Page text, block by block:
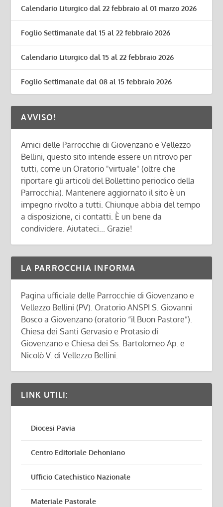
Calendario Liturgico dal 22 febbraio al 01 marzo 2026
Foglio Settimanale dal 15 al 22 febbraio 2026
Calendario Liturgico dal 15 al 22 febbraio 2026
Foglio Settimanale dal 08 al 15 febbraio 2026
AVVISO!
Amici delle Parrocchie di Giovenzano e Vellezzo
Bellini, questo sito intende essere un ritrovo per
tutti, come un Oratorio "virtuale" (oltre che
riportare gli articoli del Bollettino periodico della
Parrocchia). Mantenere aggiornato il sito è un
impegno rivolto a tutti. Chiunque abbia del tempo
a disposizione, ci contatti. È un bene da
condividere. Aiutateci... Grazie!
LA PARROCCHIA INFORMA
Pagina ufficiale delle Parrocchie di Giovenzano e
Vellezzo Bellini (PV). Oratorio ANSPI S. Giovanni
Bosco a Giovenzano (oratorio “il Buon Pastore”).
Chiesa dei Santi Gervasio e Protasio di
Giovenzano e Chiesa dei Ss. Bartolomeo Ap. e
Nicolò V. di Vellezzo Bellini.
LINK UTILI:
Diocesi Pavia
Centro Editoriale Dehoniano
Ufficio Catechistico Nazionale
Materiale Pastorale